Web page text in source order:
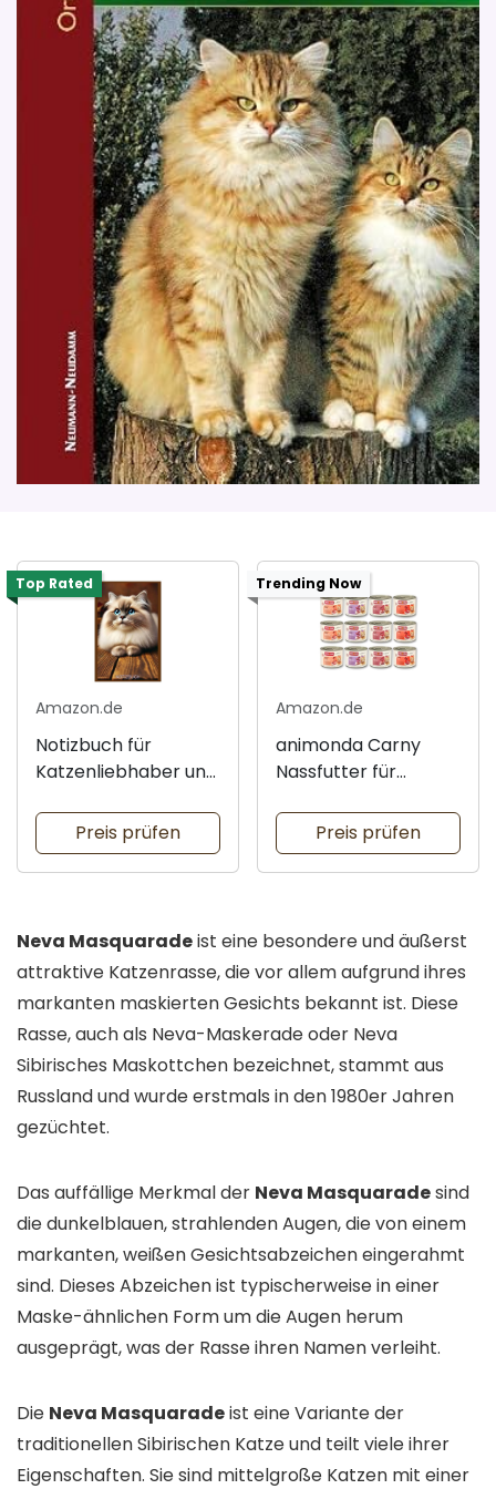
Top Rated
Amazon.de
Notizbuch für
Katzenliebhaber und
Preis prüfen
Trending Now
Amazon.de
animonda Carny
Nassfutter für
Preis prüfen
Neva Masquaradeist eine besondere und äußerst
attraktive Katzenrasse, die vor allem aufgrund ihres
markanten maskierten Gesichts bekannt ist. Diese
Rasse, auch als Neva-Maskerade oder Neva
Sibirisches Maskottchen bezeichnet, stammt aus
Russland und wurde erstmals in den 1980er Jahren
gezüchtet.
Das auffällige Merkmal der Neva Masquaradesind
die dunkelblauen, strahlenden Augen, die von einem
markanten, weißen Gesichtsabzeichen eingerahmt
sind. Dieses Abzeichen ist typischerweise in einer
Maske-ähnlichen Form um die Augen herum
ausgeprägt, was der Rasse ihren Namen verleiht.
Die Neva Masquaradeist eine Variante der
traditionellen Sibirischen Katze und teilt viele ihrer
Eigenschaften. Sie sind mittelgroße Katzen mit einer